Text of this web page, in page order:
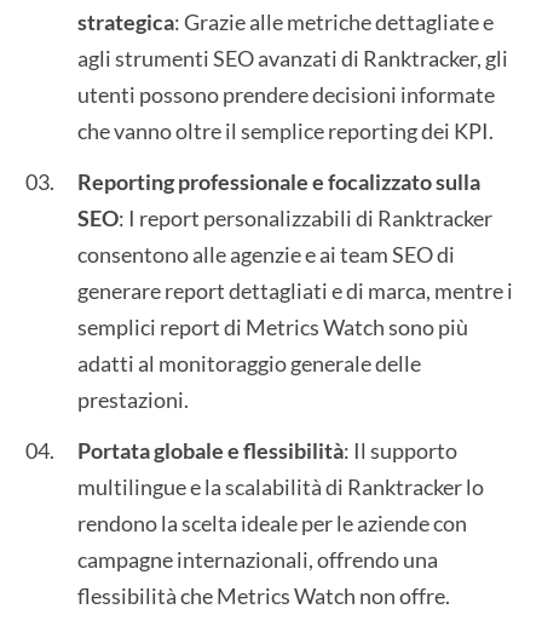
strategica: Grazie alle metriche dettagliate e
agli strumenti SEO avanzati di Ranktracker, gli
utenti possono prendere decisioni informate
che vanno oltre il semplice reporting dei KPI.
Reporting professionale e focalizzato sulla
SEO: I report personalizzabili di Ranktracker
consentono alle agenzie e ai team SEO di
generare report dettagliati e di marca, mentre i
semplici report di Metrics Watch sono più
adatti al monitoraggio generale delle
prestazioni.
Portata globale e flessibilità: Il supporto
multilingue e la scalabilità di Ranktracker lo
rendono la scelta ideale per le aziende con
campagne internazionali, offrendo una
flessibilità che Metrics Watch non offre.